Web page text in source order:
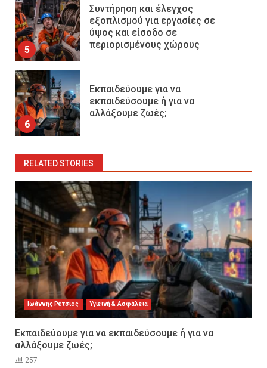
5
Συντήρηση και έλεγχος
εξοπλισμού για εργασίες σε
ύψος και είσοδο σε
περιορισμένους χώρους
6
Εκπαιδεύουμε για να
εκπαιδεύσουμε ή για να
αλλάξουμε ζωές;
RELATED STORIES
Ιωάννης Ρέτσιος Υγιεινή & Ασφάλεια
Εκπαιδεύουμε για να εκπαιδεύσουμε ή για να
αλλάξουμε ζωές;
257